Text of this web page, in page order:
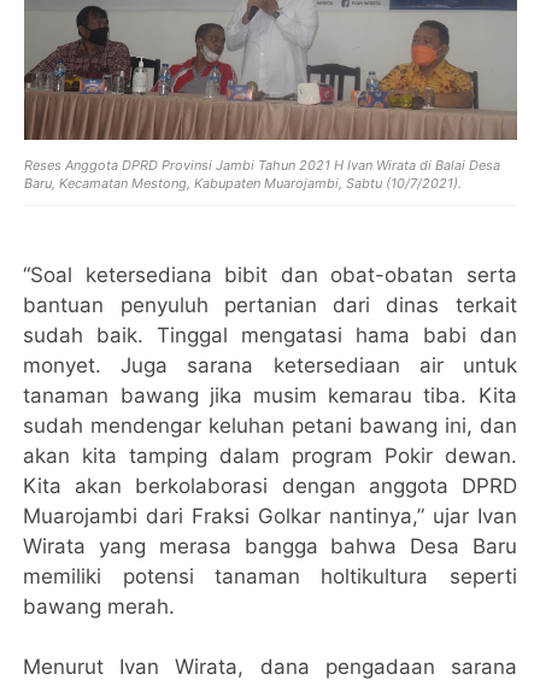
Reses Anggota DPRD Provinsi Jambi Tahun 2021 H Ivan Wirata di Balai Desa
Baru, Kecamatan Mestong, Kabupaten Muarojambi, Sabtu (10/7/2021).
“Soal ketersediana bibit dan obat-obatan serta
bantuan penyuluh pertanian dari dinas terkait
sudah baik. Tinggal mengatasi hama babi dan
monyet. Juga sarana ketersediaan air untuk
tanaman bawang jika musim kemarau tiba. Kita
sudah mendengar keluhan petani bawang ini, dan
akan kita tamping dalam program Pokir dewan.
Kita akan berkolaborasi dengan anggota DPRD
Muarojambi dari Fraksi Golkar nantinya,” ujar Ivan
Wirata yang merasa bangga bahwa Desa Baru
memiliki potensi tanaman holtikultura seperti
bawang merah.
Menurut Ivan Wirata, dana pengadaan sarana